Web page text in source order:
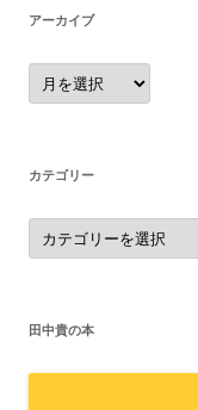
アーカイブ
ア
ー
カ
カテゴリー
カ
テ
ゴ
田中貴の本